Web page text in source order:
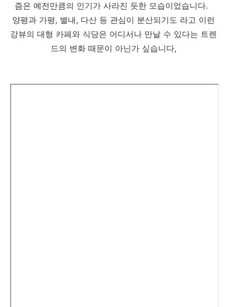
즘은 예전만큼의 인기가 사라진 듯한 모습이었습니다.
양평과 가평, 별내, 다산 등 관심이 분산되기도 라고 이런
강뷰의 대형 카페와 식당은 어디서나 만날 수 있다는 트렌
드의 변화 때문이 아닌가 싶습니다,